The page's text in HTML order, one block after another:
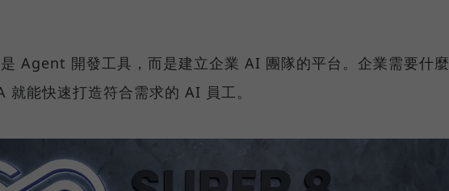
Agent 開發工具，而是建立企業 AI 團隊的平台。企業需要什麼
就能快速打造符合需求的 AI 員工。